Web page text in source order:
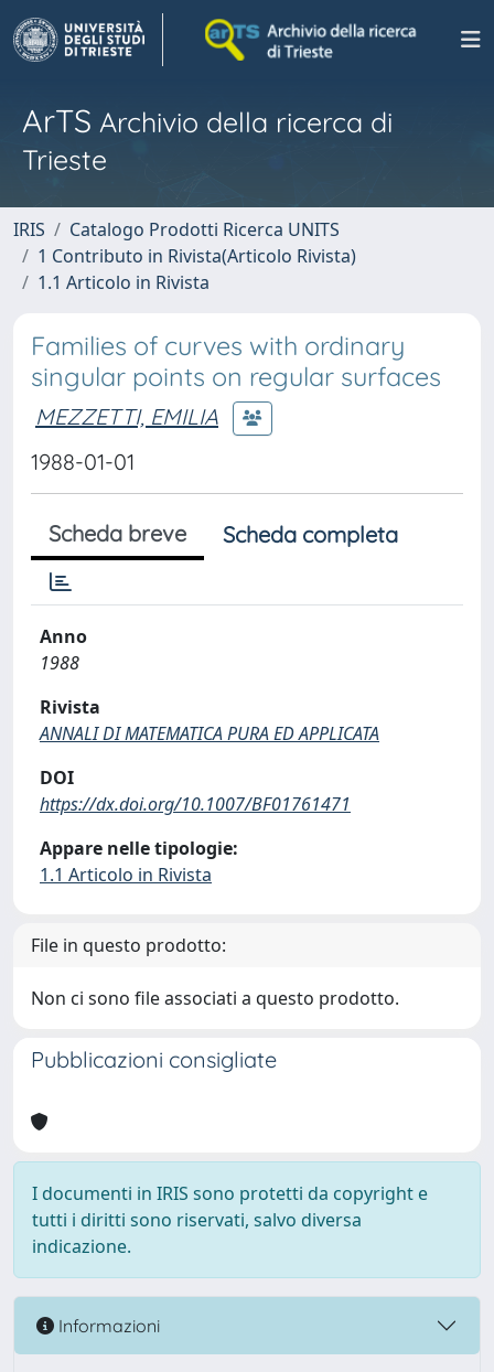
ArTS Archivio della ricerca di
Trieste
IRIS
Catalogo Prodotti Ricerca UNITS
1 Contributo in Rivista(Articolo Rivista)
1.1 Articolo in Rivista
Families of curves with ordinary
singular points on regular surfaces
MEZZETTI, EMILIA
1988-01-01
Scheda breve Scheda completa
Anno
1988
Rivista
ANNALI DI MATEMATICA PURA ED APPLICATA
DOI
https://dx.doi.org/10.1007/BF01761471
Appare nelle tipologie:
1.1 Articolo in Rivista
File in questo prodotto:
Non ci sono file associati a questo prodotto.
Pubblicazioni consigliate
I documenti in IRIS sono protetti da copyright e
tutti i diritti sono riservati, salvo diversa
indicazione.
Informazioni